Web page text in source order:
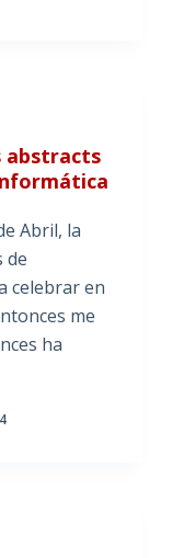
abstracts
Abril, la
de
celebrar en
me
ha